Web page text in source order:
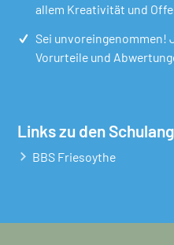
allem Kreativität und
Sei unvoreingenommen!
Vorurteile und
Links zu den
BBS Friesoythe